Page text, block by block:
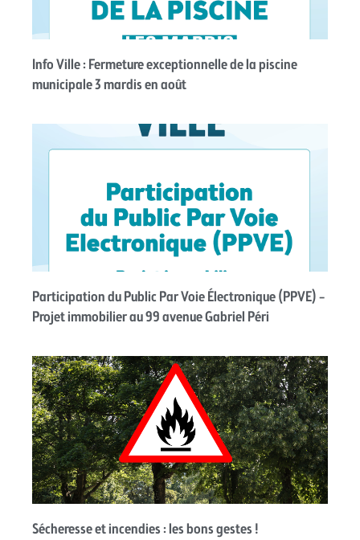
Info Ville : Fermeture exceptionnelle de la piscine
municipale 3 mardis en août
Participation du Public Par Voie Électronique (PPVE) –
Projet immobilier au 99 avenue Gabriel Péri
Sécheresse et incendies : les bons gestes !